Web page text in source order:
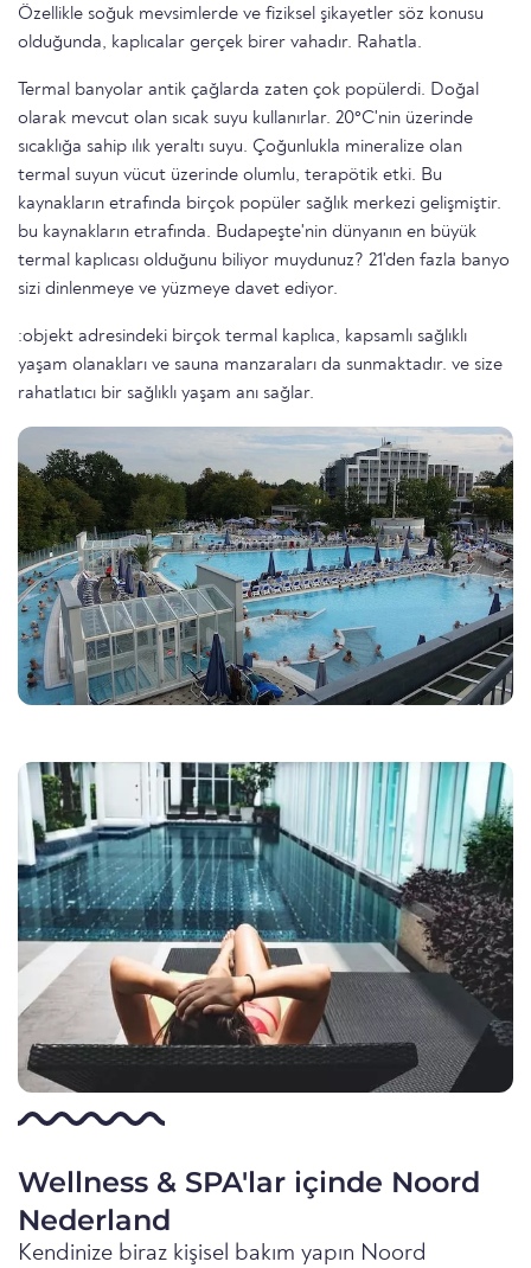
Özellikle soğuk mevsimlerde ve fiziksel şikayetler söz konusu
olduğunda, kaplıcalar gerçek birer vahadır. Rahatla.
Termal banyolar antik çağlarda zaten çok popülerdi. Doğal
olarak mevcut olan sıcak suyu kullanırlar. 20°C'nin üzerinde
sıcaklığa sahip ılık yeraltı suyu. Çoğunlukla mineralize olan
termal suyun vücut üzerinde olumlu, terapötik etki. Bu
kaynakların etrafında birçok popüler sağlık merkezi gelişmiştir.
bu kaynakların etrafında. Budapeşte'nin dünyanın en büyük
termal kaplıcası olduğunu biliyor muydunuz? 21'den fazla banyo
sizi dinlenmeye ve yüzmeye davet ediyor.
:objekt adresindeki birçok termal kaplıca, kapsamlı sağlıklı
yaşam olanakları ve sauna manzaraları da sunmaktadır. ve size
rahatlatıcı bir sağlıklı yaşam anı sağlar.
Wellness & SPA'lar içinde Noord
Nederland
Kendinize biraz kişisel bakım yapın Noord